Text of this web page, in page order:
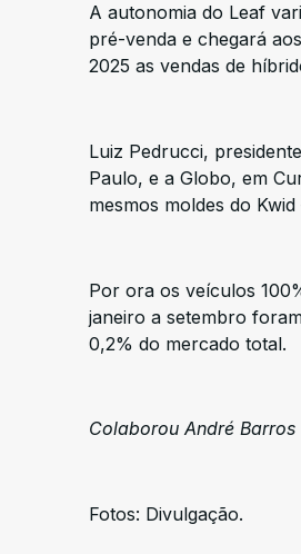
A autonomia do Leaf
pré-venda e chegará
2025 as vendas de
Luiz Pedrucci,
Paulo, e a Globo, em
mesmos moldes do
Por ora os veículos
janeiro a setembro
0,2% do mercado total.
Colaborou André Barros
Fotos: Divulgação.